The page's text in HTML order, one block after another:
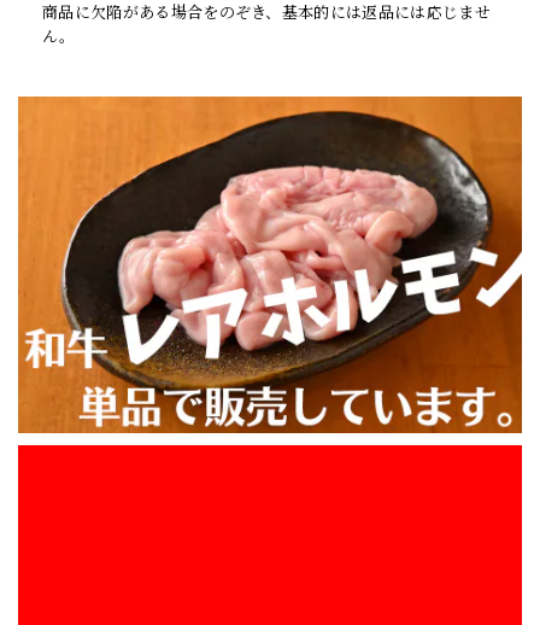
商品に欠陥がある場合をのぞき、基本的には返品には応じませ
ん。